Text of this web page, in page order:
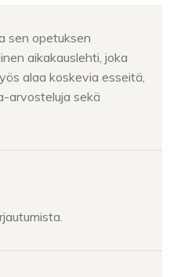
sen opetuksen
aikakauslehti, joka
alaa koskevia esseitä,
arvosteluja sekä